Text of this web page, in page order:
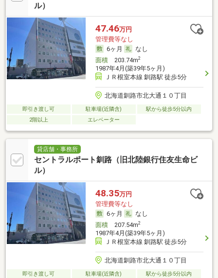
ル）
47.46万円
管理費等なし
6ヶ月
なし
面積203.74m2
1987年4月(築39年5ヶ月)
ＪＲ根室本線 釧路駅 徒歩5分
北海道釧路市北大通１０丁目
即引き渡し可 駐車場(近隣含)
駅から徒歩5分以内
2階以上
エレベーター
貸店舗・事務所
セントラルポート釧路（旧北陸銀行住友生命ビ
ル）
48.35万円
管理費等なし
6ヶ月
なし
面積207.54m2
1987年4月(築39年5ヶ月)
ＪＲ根室本線 釧路駅 徒歩5分
北海道釧路市北大通１０丁目
即引き渡し可 駐車場(近隣含)
駅から徒歩5分以内